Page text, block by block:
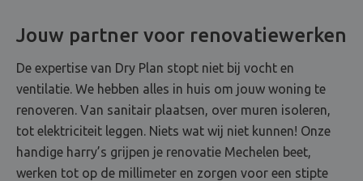
Jouw partner voor renovatiewerken
De expertise van Dry Plan stopt niet bij vocht en
ventilatie. We hebben alles in huis om jouw woning te
renoveren. Van sanitair plaatsen, over muren isoleren,
tot elektriciteit leggen. Niets wat wij niet kunnen! Onze
handige harry’s grijpen je renovatie Mechelen beet,
werken tot op de millimeter en zorgen voor een stipte